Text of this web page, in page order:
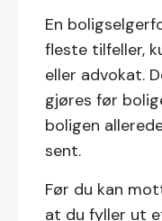
En
fleste tilfeller,
eller advokat.
gjøres før
boligen
sent.
Før du kan
at du fyller ut